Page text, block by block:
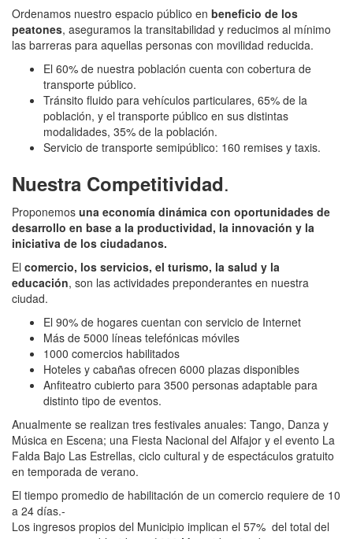
Ordenamos nuestro espacio público en beneficio de los
peatones, aseguramos la transitabilidad y reducimos al mínimo
las barreras para aquellas personas con movilidad reducida.
El 60% de nuestra población cuenta con cobertura de
transporte público.
Tránsito fluido para vehículos particulares, 65% de la
población, y el transporte público en sus distintas
modalidades, 35% de la población.
Servicio de transporte semipúblico: 160 remises y taxis.
Nuestra Competitividad.
Proponemos una economía dinámica con oportunidades de
desarrollo en base a la productividad, la innovación y la
iniciativa de los ciudadanos.
El comercio, los servicios, el turismo, la salud y la
educación, son las actividades preponderantes en nuestra
ciudad.
El 90% de hogares cuentan con servicio de Internet
Más de 5000 líneas telefónicas móviles
1000 comercios habilitados
Hoteles y cabañas ofrecen 6000 plazas disponibles
Anfiteatro cubierto para 3500 personas adaptable para
distinto tipo de eventos.
Anualmente se realizan tres festivales anuales: Tango, Danza y
Música en Escena; una Fiesta Nacional del Alfajor y el evento La
Falda Bajo Las Estrellas, ciclo cultural y de espectáculos gratuito
en temporada de verano.
El tiempo promedio de habilitación de un comercio requiere de 10
a 24 días.-
Los ingresos propios del Municipio implican el 57% del total del